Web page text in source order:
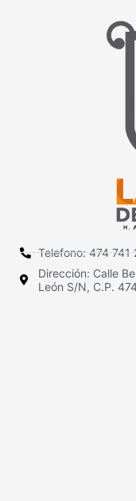
Telefono: 474 741
Dirección: Calle
León S/N, C.P.